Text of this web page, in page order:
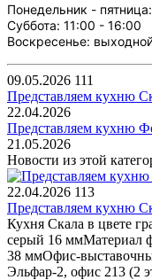
Понедельник -
Суббота: 11:00 - 16:00
Воскресенье:
09.05.2026 111
Представляем кухню
22.04.2026
Представляем кухню
21.05.2026
Новости из этой
22.04.2026 113
Представляем кухню
Кухня Скала в цвете
серый 16
38 ммОфис-
Эльфар-2, офис 213 (2